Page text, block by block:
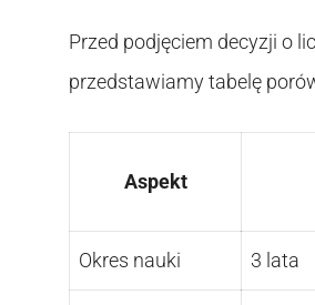
Przed podjęciem decyzji o
przedstawiamy tabelę
Aspekt
Okres nauki 3 lata